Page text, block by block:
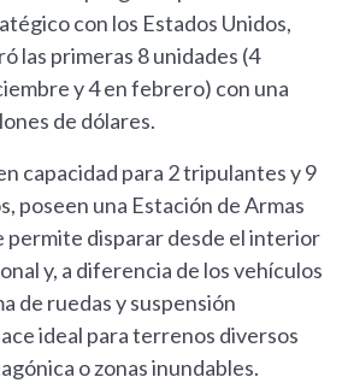
con los Estados Unidos,
las primeras 8 unidades (4
y 4 en febrero) con una
de dólares.
capacidad para 2 tripulantes y 9
poseen una Estación de Armas
permite disparar desde el interior
y, a diferencia de los vehículos
de ruedas y suspensión
ideal para terrenos diversos
o zonas inundables.